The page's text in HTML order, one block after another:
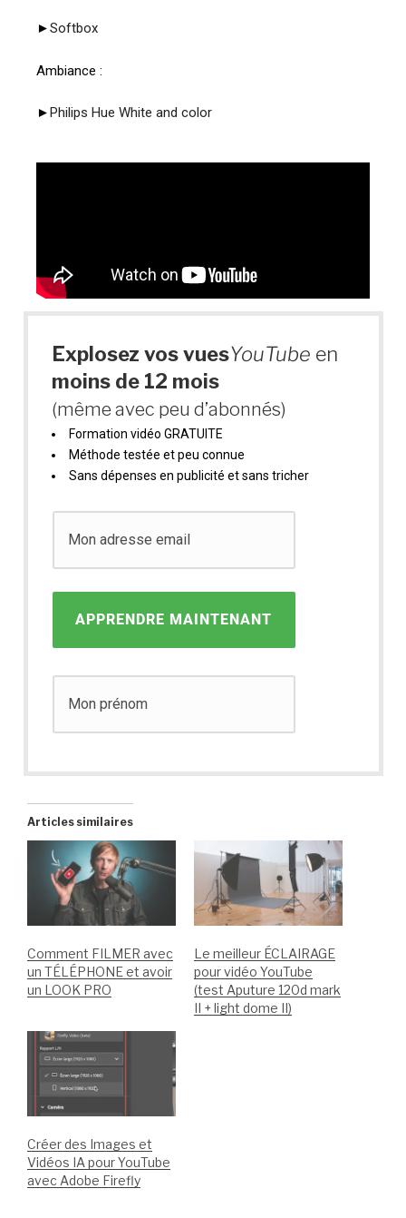
►Softbox
Ambiance :
► Philips Hue White and color
Explosez vos vuesYouTube en
moins de 12 mois
(même avec peu d’abonnés)
Formation vidéo GRATUITE
Méthode testée et peu connue
Sans dépenses en publicité et sans tricher
APPRENDRE MAINTENANT
Articles similaires
Comment FILMER avec
un TÉLÉPHONE et avoir
un LOOK PRO
Le meilleur ÉCLAIRAGE
pour vidéo YouTube
(test Aputure 120d mark
II + light dome II)
Créer des Images et
Vidéos IA pour YouTube
avec Adobe Firefly